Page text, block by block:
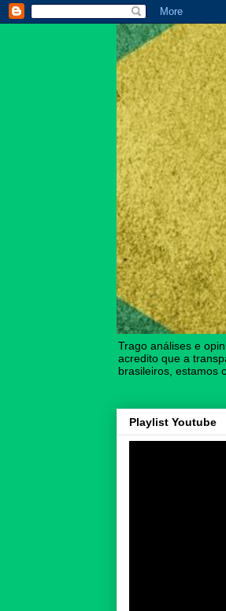
Trago análises e
acredito que a
brasileiros, estamos
Playlist Youtube